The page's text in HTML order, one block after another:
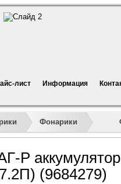
лист Информация
»»
Фонарики
Р
(9684279)